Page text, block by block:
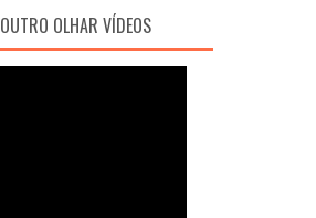
OUTRO OLHAR VÍDEOS